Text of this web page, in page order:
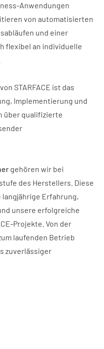
Anwendungen
von automatisierten
und einer
flexibel an individuelle
STARFACE ist das
Implementierung und
über qualifizierte
gehören wir bei
des Herstellers. Diese
Erfahrung,
unsere erfolgreiche
Projekte. Von der
laufenden Betrieb
zuverlässiger